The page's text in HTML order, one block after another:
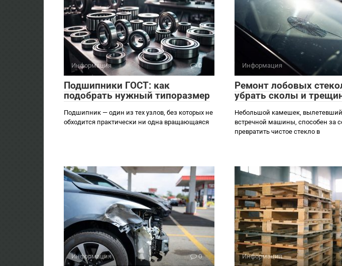
Информация 0
Подшипники ГОСТ: как
подобрать нужный типоразмер
Подшипник — один из тех узлов, без которых не
обходится практически ни одна вращающаяся
Информация
Ремонт лобовых
убрать сколы и
Небольшой камешек,
встречной машины, способен за
превратить чистое стекло в
Информация 0 Информация